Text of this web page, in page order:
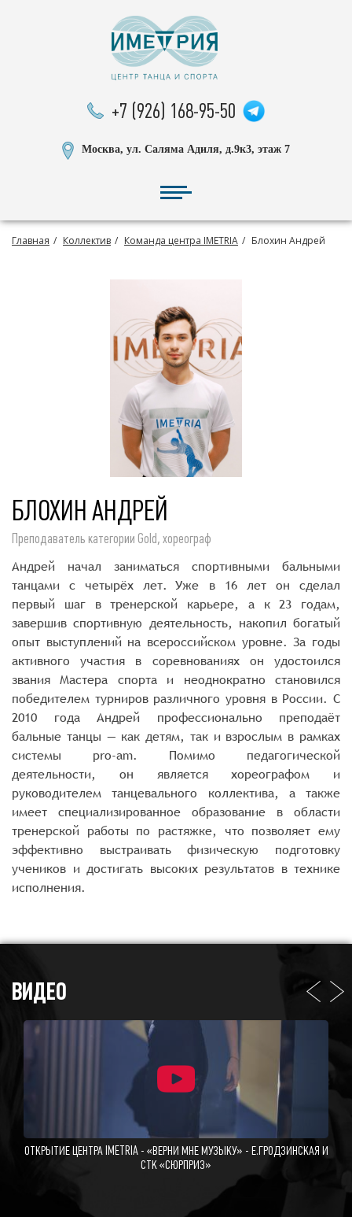
+7 (926) 168-95-50
Москва, ул. Саляма Адиля, д.9к3, этаж 7
Главная Коллектив Команда центра IMETRIA Блохин Андрей
БЛОХИН АНДРЕЙ
Преподаватель категории Gold, хореограф
Андрей начал заниматься спортивными бальными
танцами с четырёх лет. Уже в 16 лет он сделал
первый шаг в тренерской карьере, а к 23 годам,
завершив спортивную деятельность, накопил богатый
опыт выступлений на всероссийском уровне. За годы
активного участия в соревнованиях он удостоился
звания Мастера спорта и неоднократно становился
победителем турниров различного уровня в России. С
2010 года Андрей профессионально преподаёт
бальные танцы — как детям, так и взрослым в рамках
системы pro-am. Помимо педагогической
деятельности, он является хореографом и
руководителем танцевального коллектива, а также
имеет специализированное образование в области
тренерской работы по растяжке, что позволяет ему
эффективно выстраивать физическую подготовку
учеников и достигать высоких результатов в технике
исполнения.
ВИДЕО
ОТКРЫТИЕ ЦЕНТРА IMETRIA - «ВЕРНИ МНЕ МУЗЫКУ» - Е.ГРОДЗИНСКАЯ И
СТК «СЮРПРИЗ»